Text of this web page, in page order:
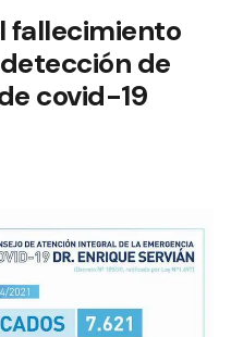
fallecimiento
de
covid-19